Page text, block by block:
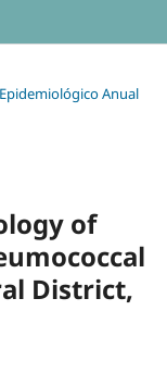
Anual
of
District,